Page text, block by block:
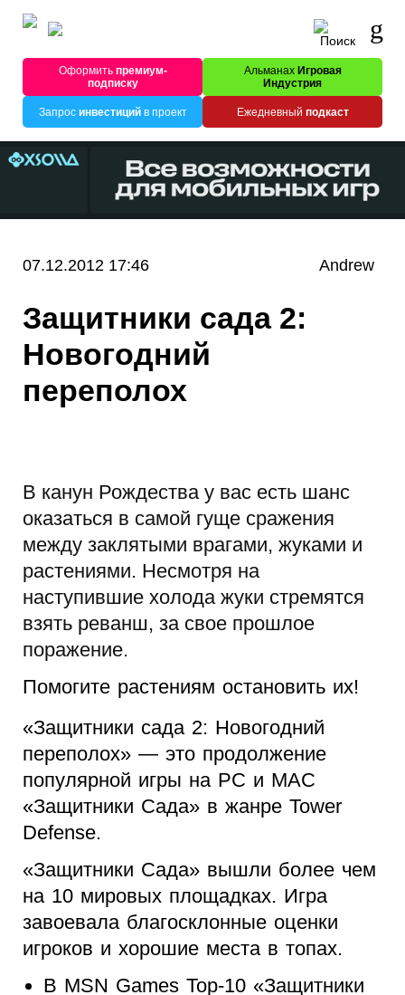
Оформитьпремиум-
подписку
Альманах Игровая
Индустрия
Запрос инвестицийв проект Ежедневный подкаст
07.12.2012 17:46 Andrew
Защитники сада 2:
Новогодний
переполох
В канун Рождества у вас есть шанс
оказаться в самой гуще сражения
между заклятыми врагами, жуками и
растениями. Несмотря на
наступившие холода жуки стремятся
взять реванш, за свое прошлое
поражение.
Помогите растениям остановить их!
«Защитники сада 2: Новогодний
переполох» — это продолжение
популярной игры на PC и MAC
«Защитники Сада» в жанре Tower
Defense.
«Защитники Сада» вышли более чем
на 10 мировых площадках. Игра
завоевала благосклонные оценки
игроков и хорошие места в топах.
В MSN Games Top-10 «Защитники